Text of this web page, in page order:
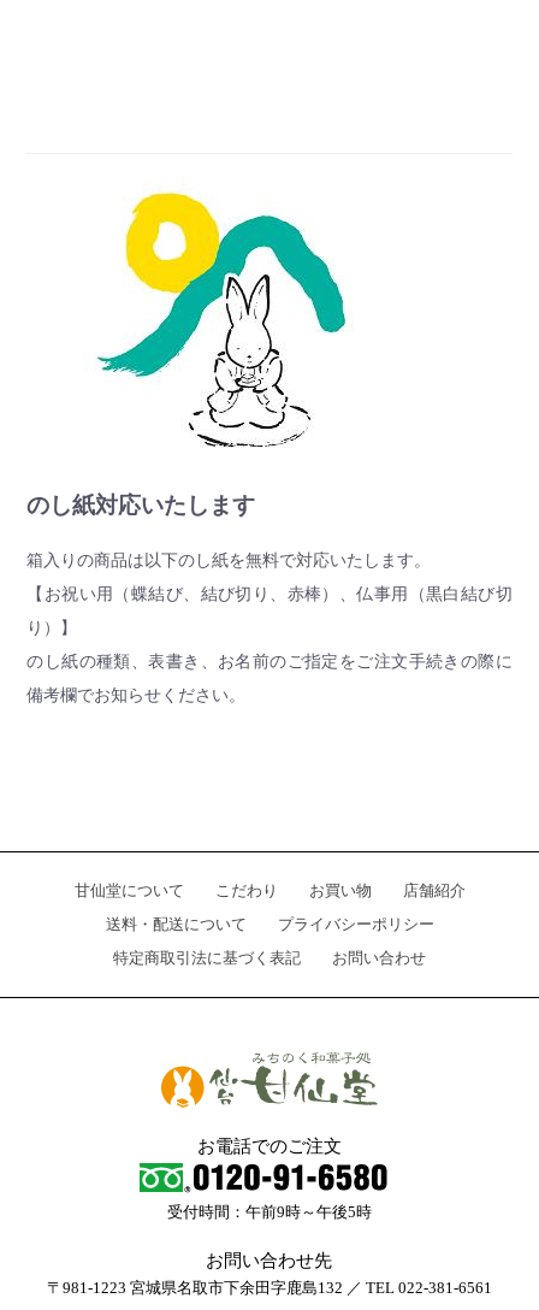
のし紙対応いたします
箱入りの商品は以下のし紙を無料で対応いたします。
【お祝い用（蝶結び、結び切り、赤棒）、仏事用（黒白結び切
り）】
のし紙の種類、表書き、お名前のご指定をご注文手続きの際に
備考欄でお知らせください。
甘仙堂について こだわり お買い物
店舗紹介
送料・配送について
プライバシーポリシー
特定商取引法に基づく表記
お問い合わせ
お電話でのご注文
受付時間：午前9時～午後5時
お問い合わせ先
〒981-1223 宮城県名取市下余田字鹿島132 ／ TEL 022-381-6561